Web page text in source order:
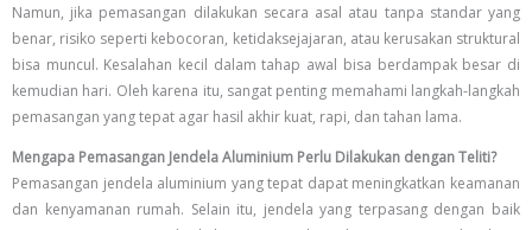
Namun, jika pemasangan dilakukan secara asal atau tanpa standar yang
benar, risiko seperti kebocoran, ketidaksejajaran, atau kerusakan struktural
bisa muncul. Kesalahan kecil dalam tahap awal bisa berdampak besar di
kemudian hari. Oleh karena itu, sangat penting memahami langkah-langkah
pemasangan yang tepat agar hasil akhir kuat, rapi, dan tahan lama.
Mengapa Pemasangan Jendela Aluminium Perlu Dilakukan dengan Teliti?
Pemasangan jendela aluminium yang tepat dapat meningkatkan keamanan
dan kenyamanan rumah. Selain itu, jendela yang terpasang dengan baik